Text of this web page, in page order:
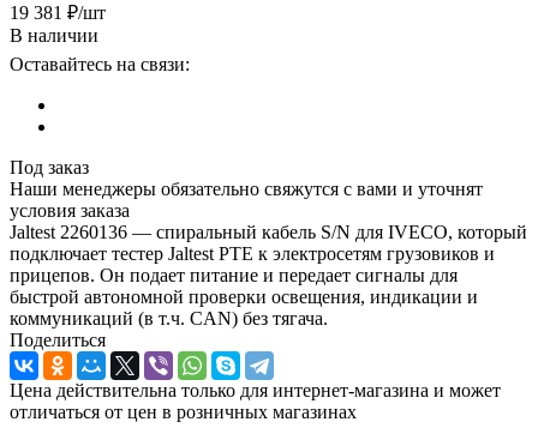
19 381 ₽/шт
В наличии
Оставайтесь на связи:
Под заказ
Наши менеджеры обязательно свяжутся с вами и уточнят
условия заказа
Jaltest 2260136 — спиральный кабель S/N для IVECO, который
подключает тестер Jaltest PTE к электросетям грузовиков и
прицепов. Он подает питание и передает сигналы для
быстрой автономной проверки освещения, индикации и
коммуникаций (в т.ч. CAN) без тягача.
Поделиться
Цена действительна только для интернет-магазина и может
отличаться от цен в розничных магазинах